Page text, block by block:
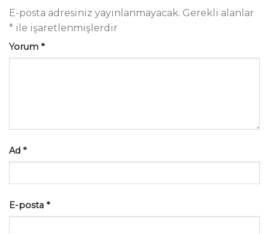
E-posta adresiniz yayınlanmayacak. Gerekli alanlar
* ile işaretlenmişlerdir
Yorum *
Ad *
E-posta *